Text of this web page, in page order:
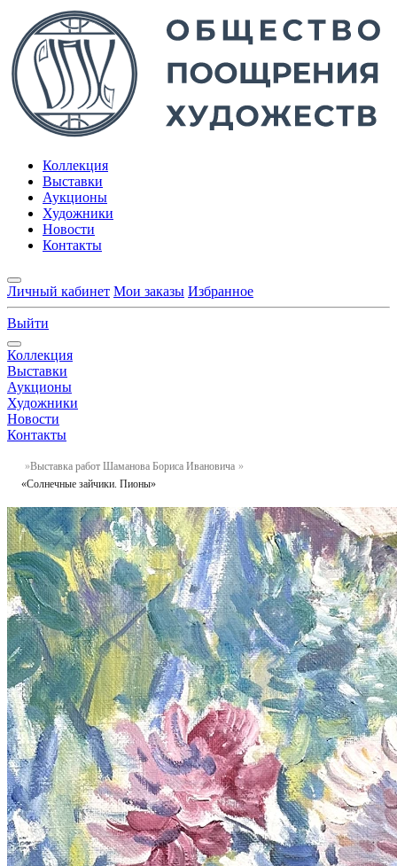
Коллекция
Выставки
Аукционы
Художники
Новости
Контакты
Личный кабинет Мои заказы Избранное
Выйти
Коллекция
Выставки
Аукционы
Художники
Новости
Контакты
Выставка работ Шаманова Бориса Ивановича
«Солнечные зайчики. Пионы»